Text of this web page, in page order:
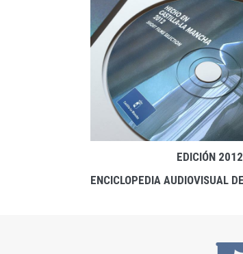
EDICIÓN 2012